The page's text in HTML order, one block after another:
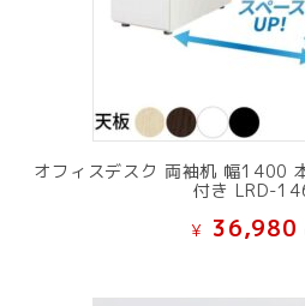
オフィスデスク 両袖机 幅1400
付き LRD-
¥ 36,980